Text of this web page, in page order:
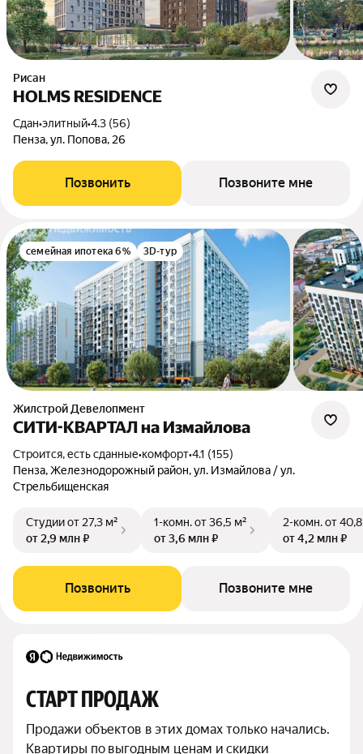
Рисан
HOLMS RESIDENCE
Сдан•элитный•4.3 (56)
Пенза, ул. Попова, 26
Позвонить Позвоните мне
семейная ипотека 6% 3D-тур
Жилстрой Девелопмент
СИТИ-КВАРТАЛ на Измайлова
Строится, есть сданные•комфорт•4.1 (155)
Пенза, Железнодорожный район, ул. Измайлова / ул.
Стрельбищенская
Студииот 27,3 м²
от 2,9 млн ₽
1-комн.от 36,5 м²
от 3,6 млн ₽
2-комн.от
от 4,2 млн ₽
Позвонить Позвоните мне
СТАРТ ПРОДАЖ
Продажи объектов в этих домах только начались.
Квартиры по выгодным ценам и скидки